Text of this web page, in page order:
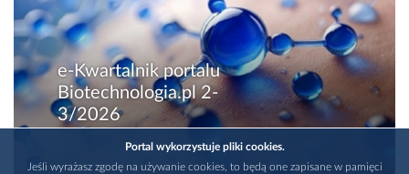
e-Kwartalnik portalu
Biotechnologia.pl 2-
3/2026
Portal wykorzystuje pliki cookies.
Jeśli wyrażasz zgodę na używanie cookies, to będą one zapisane w pamięci